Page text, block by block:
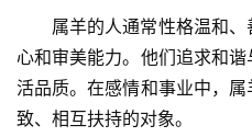
属羊的人通常性格温和
心和审美能力。他们追求和
活品质。在感情和事业中，
致、相互扶持的对象。